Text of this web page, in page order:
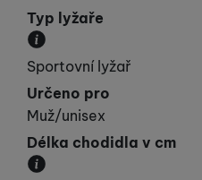
Typ lyžaře
Udává vaší „výkonnost“.
Sportovní lyžař
Určeno pro
Muž/unisex
Délka chodidla v cm